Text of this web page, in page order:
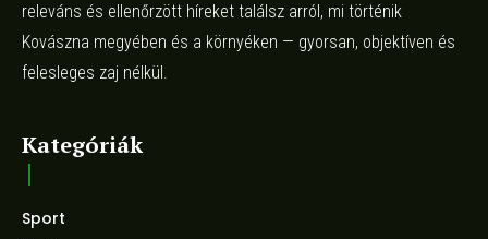
releváns és ellenőrzött híreket találsz arról, mi történik
Kovászna megyében és a környéken — gyorsan, objektíven és
felesleges zaj nélkül.
Kategóriák
Sport